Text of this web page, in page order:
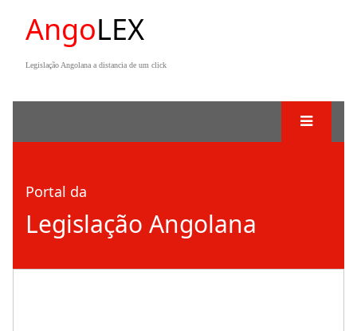
AngoLEX
Legislação Angolana a distancia de um click
Portal da
Legislação Angolana